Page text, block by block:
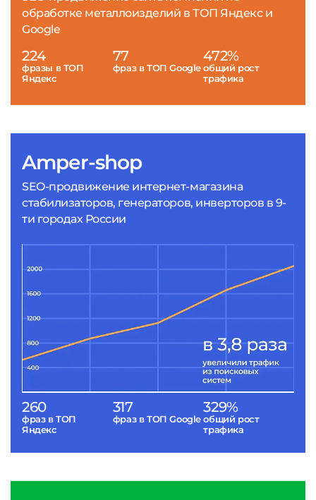
Amper-shop
SEO-продвижение интернет-магазина
стабилизаторов, генераторов, инверторов в 9-
ти городах России
260
фраз в ТОП
Яндекс
317
фраз в ТОП Google
329%
общий рост
трафика
обработке металлоизделий в ТОП Яндекс и
Google
224
фразы в ТОП
Яндекс
77
фраз в ТОП Google
472%
общий рост
трафика